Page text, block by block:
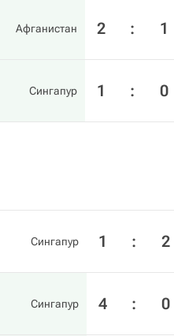
Афганистан 2 : 1
Сингапур 1 : 0
Сингапур 1 : 2
Сингапур 4 : 0